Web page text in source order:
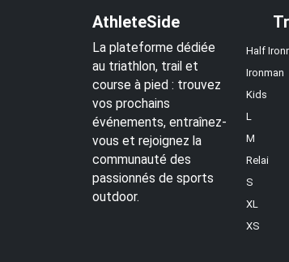
AthleteSide
La plateforme dédiée
au triathlon, trail et
course à pied : trouvez
vos prochains
événements, entraînez-
vous et rejoignez la
communauté des
passionnés de sports
outdoor.
Half
Ironman
Kids
L
M
Relai
S
XL
XS